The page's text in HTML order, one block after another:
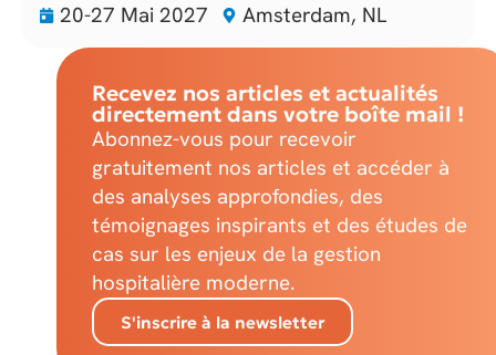
20-27 Mai 2027 Amsterdam, NL
Recevez nos articles et actualités
directement dans votre boîte mail !
Abonnez-vous pour recevoir
gratuitement nos articles et accéder à
des analyses approfondies, des
témoignages inspirants et des études de
cas sur les enjeux de la gestion
hospitalière moderne.
S'inscrire à la newsletter